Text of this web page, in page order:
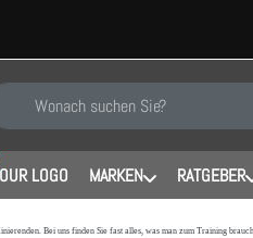
Sie einen Suchbegriff ein.
LOGO MARKEN RATGEBER
Bei uns finden Sie fast alles, was man zum Training